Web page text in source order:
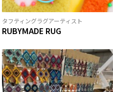
タフティングラグアーティスト
RUBYMADE RUG